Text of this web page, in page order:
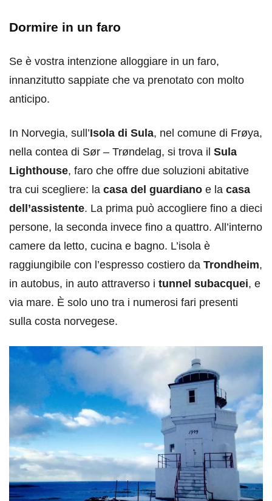
Dormire in un faro
Se è vostra intenzione alloggiare in un faro,
innanzitutto sappiate che va prenotato con molto
anticipo.
In Norvegia, sull’Isola di Sula, nel comune di Frøya,
nella contea di Sør – Trøndelag, si trova il Sula
Lighthouse, faro che offre due soluzioni abitative
tra cui scegliere: la casa del guardiano e la casa
dell’assistente. La prima può accogliere fino a dieci
persone, la seconda invece fino a quattro. All’interno
camere da letto, cucina e bagno. L’isola è
raggiungibile con l’espresso costiero da Trondheim,
in autobus, in auto attraverso i tunnel subacquei, e
via mare. È solo uno tra i numerosi fari presenti
sulla costa norvegese.